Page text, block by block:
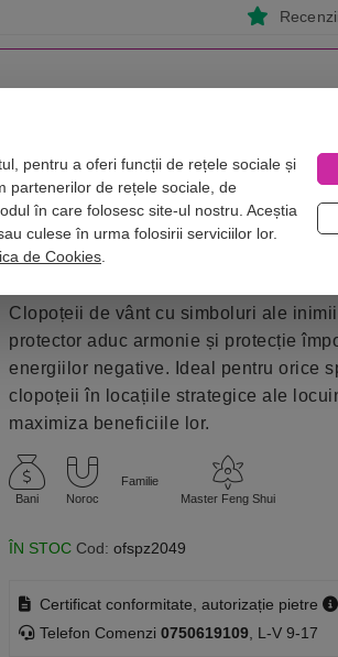
de vânt Feng Shui cu inimă și ochi protector
potriviți pentru
Clopoțeii de vânt cu simboluri ale
protector aduc armonie și protecție
energiilor negative. Ideal pentru orice
clopoțeii în locațiile strategice ale
maximiza beneficiile lor.
Bani Noroc
Familie
Master Feng Shui
ÎN STOC Cod: ofspz2049
Certificat conformitate, autorizație pietre
Telefon Comenzi0750619109 , L-V 9-17
pentru a oferi funcții de rețele sociale și
partenerilor de rețele sociale, de
în care folosesc site-ul nostru. Aceștia
culese în urma folosirii serviciilor lor.
de Cookies.